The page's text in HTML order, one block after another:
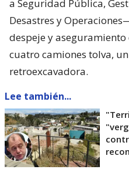
a Seguridad Pública,
Desastres y
despeje y
cuatro camiones tolva,
retroexcavadora.
Lee también...